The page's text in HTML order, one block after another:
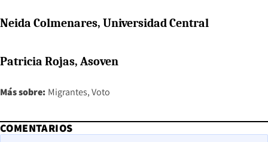
Neida Colmenares, Universidad Central
Patricia Rojas, Asoven
Más sobre: Migrantes Voto
COMENTARIOS